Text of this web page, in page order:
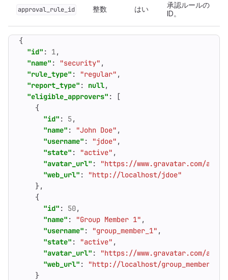
approval_rule_id 整数 はい
承認ルールの
ID。
{
"id" : 1,
"name" : "security" ,
"rule_type" : "regular" ,
"report_type" : null,
"eligible_approvers" :
[
{
"id" : 5,
"name" : "John Doe" ,
"username" : "jdoe" ,
"state" : "active" ,
"avatar_url" :
"https://www.gravatar.com/
"web_url" :
"http://localhost/jdoe"
},
{
"id" : 50,
"name" : "Group Member 1" ,
"username" : "group_member_1" ,
"state" : "active" ,
"avatar_url" :
"https://www.gravatar.com/
"web_url" :
"http://localhost/group_member_1"
}